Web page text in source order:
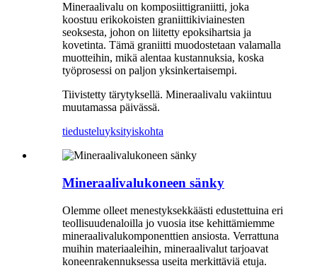
Mineraalivalu on komposiittigraniitti, joka
koostuu erikokoisten graniittikiviainesten
seoksesta, johon on liitetty epoksihartsia ja
kovetinta. Tämä graniitti muodostetaan valamalla
muotteihin, mikä alentaa kustannuksia, koska
työprosessi on paljon yksinkertaisempi.
Tiivistetty tärytyksellä. Mineraalivalu vakiintuu
muutamassa päivässä.
tiedusteluyksityiskohta
Mineraalivalukoneen sänky
Olemme olleet menestyksekkäästi edustettuina eri
teollisuudenaloilla jo vuosia itse kehittämiemme
mineraalivalukomponenttien ansiosta. Verrattuna
muihin materiaaleihin, mineraalivalut tarjoavat
koneenrakennuksessa useita merkittäviä etuja.